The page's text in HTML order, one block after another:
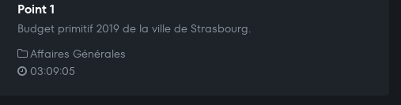
Point 1
Budget primitif 2019 de la ville de Strasbourg.
Affaires Générales
03:09:05